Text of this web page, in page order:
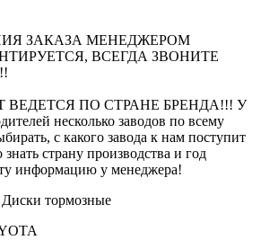
ЗАКАЗА МЕНЕДЖЕРОМ
ВСЕГДА ЗВОНИТЕ
ПО СТРАНЕ БРЕНДА!!! У
несколько заводов по всему
с какого завода к нам поступит
страну производства и год
информацию у менеджера!
Диски тормозные